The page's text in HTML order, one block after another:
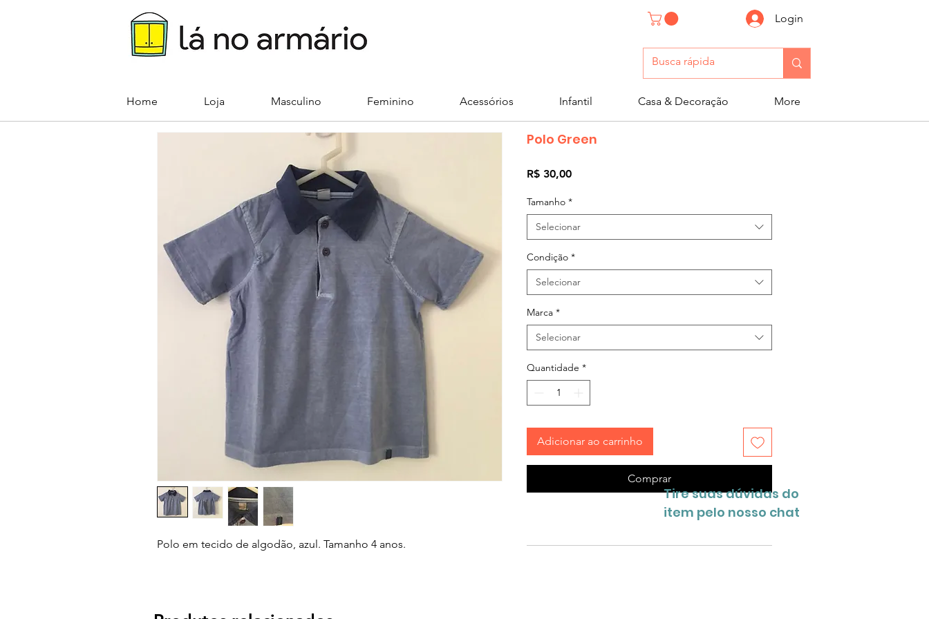
Login
Home Loja Masculino Feminino Acessórios Infantil Casa & Decoração More
Polo em tecido de algodão, azul. Tamanho 4 anos.
Polo Green
R$ 30,00Preço
Tamanho *
Selecionar
Condição *
Selecionar
Marca *
Selecionar
Quantidade *
Adicionar ao carrinho
Comprar
Tire suas dúvidas do
item pelo nosso chat